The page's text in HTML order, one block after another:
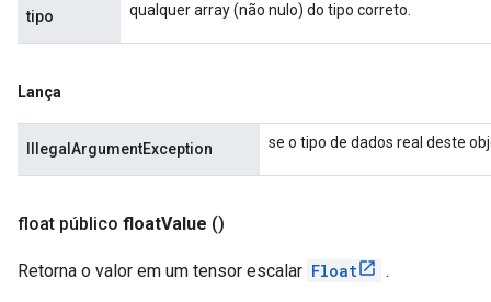
tipo qualquer array (não nulo) do tipo correto.
Lança
IllegalArgumentException se o tipo de dados real deste
float público floatValue ()
Retorna o valor em um tensor escalar Float .